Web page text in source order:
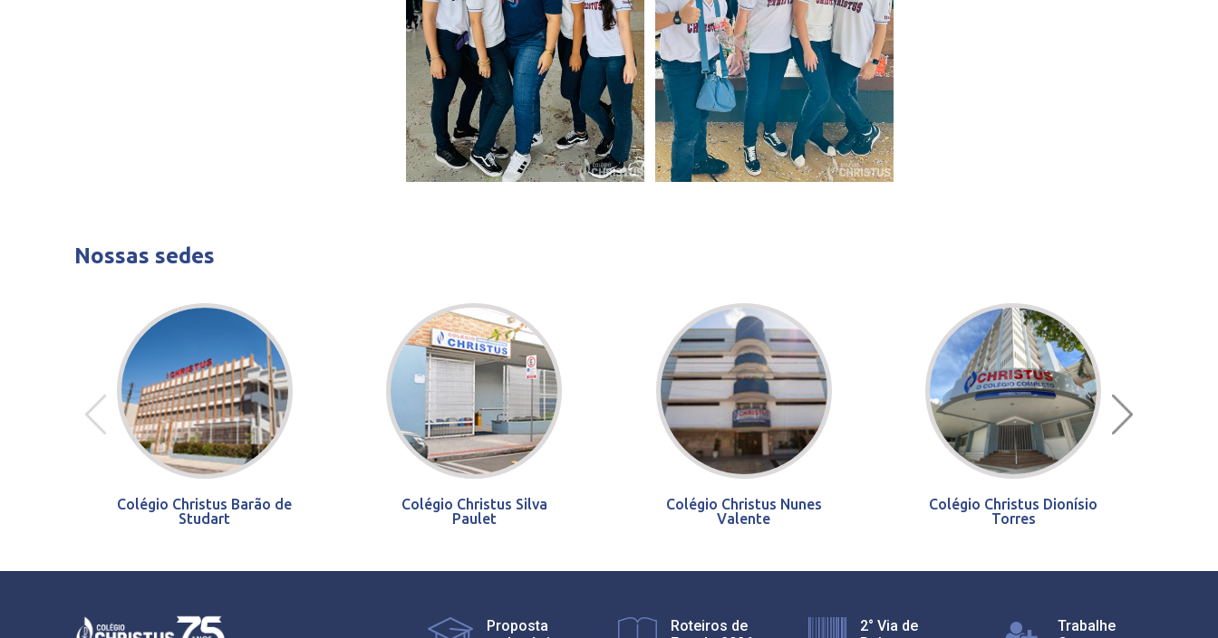
Nossas sedes
Colégio Christus Barão de
Studart
Colégio Christus Silva
Paulet
Colégio Christus Nunes
Valente
Colégio Christus Dionísio
Torres
Proposta
Roteiros de
2° Via de
Trabalhe